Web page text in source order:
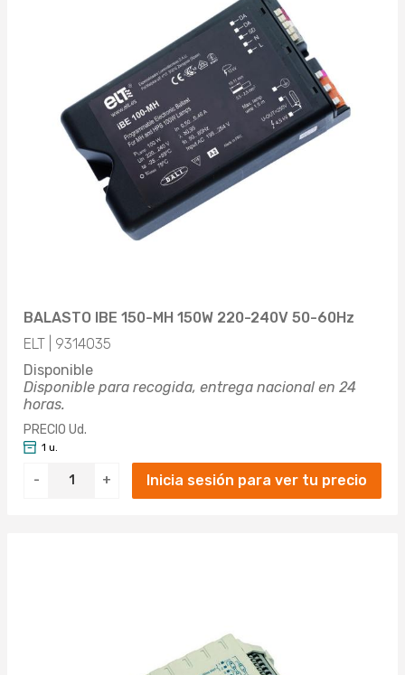
BALASTO IBE 150-MH 150W 220-240V 50-60Hz
ELT | 9314035
Disponible
Disponible para recogida, entrega nacional en 24
horas.
PRECIO Ud.
- +
1 u.
Inicia sesión para ver tu precio